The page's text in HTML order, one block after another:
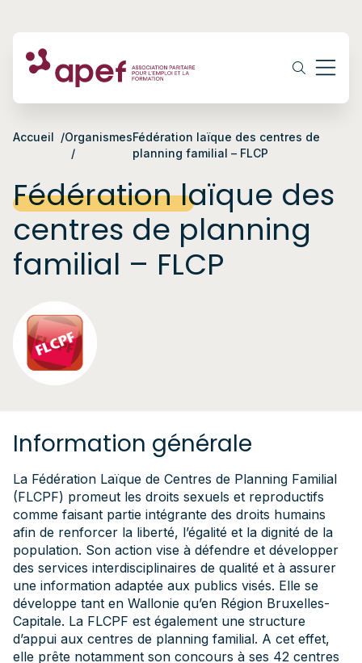
Accueil OrganismesFédération laïque des centres de
planning familial – FLCP
Fédération laïque des
centres de planning
familial – FLCP
Information générale
La Fédération Laïque de Centres de Planning Familial
(FLCPF) promeut les droits sexuels et reproductifs
comme faisant partie intégrante des droits humains
afin de renforcer la liberté, l’égalité et la dignité de la
population. Son action vise à défendre et développer
des services interdisciplinaires de qualité et à assurer
une information adaptée aux publics visés. Elle se
développe tant en Wallonie qu’en Région Bruxelles-
Capitale. La FLCPF est également une structure
d’appui aux centres de planning familial. A cet effet,
elle prête notamment son concours à ses 42 centres